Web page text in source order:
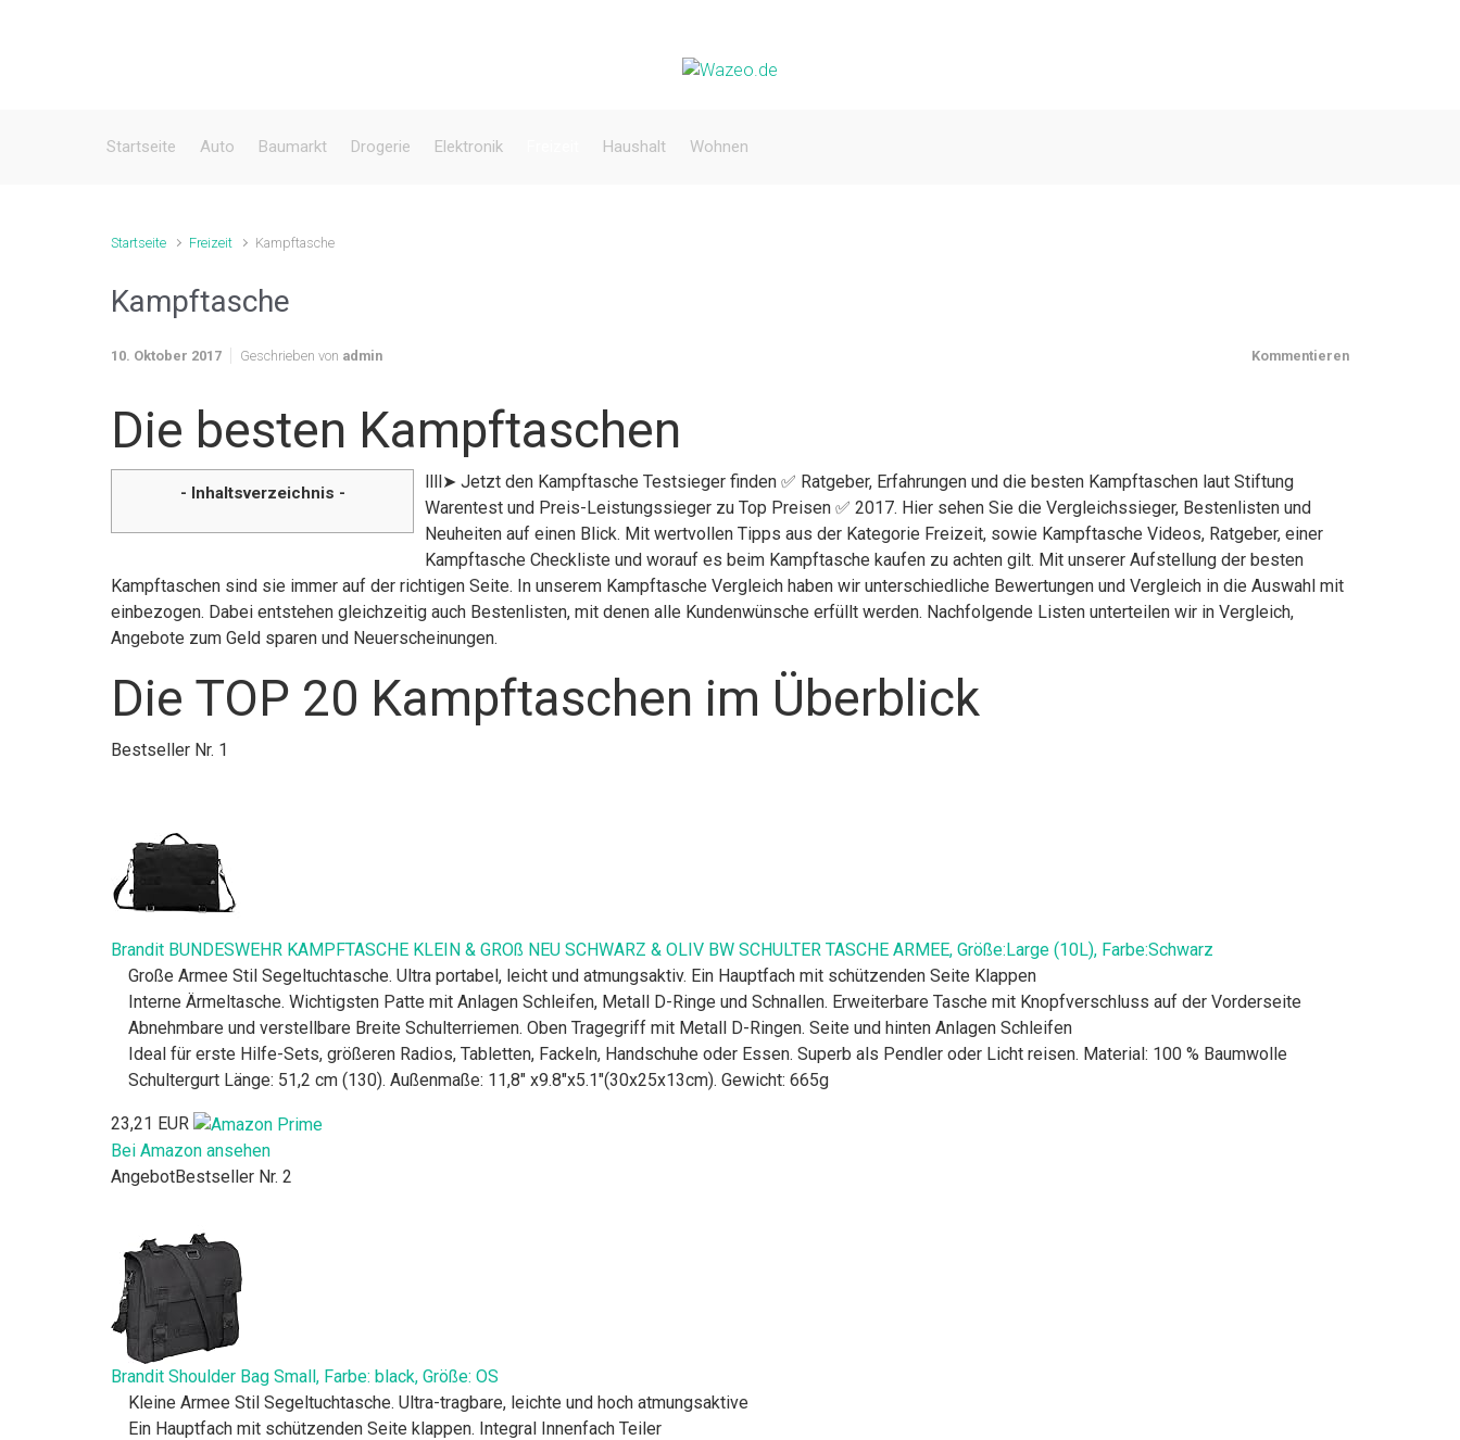
Startseite Auto Baumarkt Drogerie Elektronik Haushalt Wohnen
Startseite Freizeit Kampftasche
Kampftasche
10. Oktober 2017 Geschrieben von admin Kommentieren
Die besten Kampftaschen
- Inhaltsverzeichnis -
llll➤ Jetzt den Kampftasche Testsieger finden ✅ Ratgeber, Erfahrungen und die besten Kampftaschen laut Stiftung
Warentest und Preis-Leistungssieger zu Top Preisen ✅ 2017. Hier sehen Sie die Vergleichssieger, Bestenlisten und
Neuheiten auf einen Blick. Mit wertvollen Tipps aus der Kategorie Freizeit, sowie Kampftasche Videos, Ratgeber, einer
Kampftasche Checkliste und worauf es beim Kampftasche kaufen zu achten gilt. Mit unserer Aufstellung der besten
Kampftaschen sind sie immer auf der richtigen Seite. In unserem Kampftasche Vergleich haben wir unterschiedliche Bewertungen und Vergleich in die Auswahl mit
einbezogen. Dabei entstehen gleichzeitig auch Bestenlisten, mit denen alle Kundenwünsche erfüllt werden. Nachfolgende Listen unterteilen wir in Vergleich,
Angebote zum Geld sparen und Neuerscheinungen.
Die TOP 20 Kampftaschen im Überblick
Bestseller Nr. 1
Brandit BUNDESWEHR KAMPFTASCHE KLEIN & GROß NEU SCHWARZ & OLIV BW SCHULTER TASCHE ARMEE, Größe:Large (10L), Farbe:Schwarz
Große Armee Stil Segeltuchtasche. Ultra portabel, leicht und atmungsaktiv. Ein Hauptfach mit schützenden Seite Klappen
Interne Ärmeltasche. Wichtigsten Patte mit Anlagen Schleifen, Metall D-Ringe und Schnallen. Erweiterbare Tasche mit Knopfverschluss auf der Vorderseite
Abnehmbare und verstellbare Breite Schulterriemen. Oben Tragegriff mit Metall D-Ringen. Seite und hinten Anlagen Schleifen
Ideal für erste Hilfe-Sets, größeren Radios, Tabletten, Fackeln, Handschuhe oder Essen. Superb als Pendler oder Licht reisen. Material: 100 % Baumwolle
Schultergurt Länge: 51,2 cm (130). Außenmaße: 11,8" x9.8"x5.1"(30x25x13cm). Gewicht: 665g
23,21 EUR
Bei Amazon ansehen
AngebotBestseller Nr. 2
Brandit Shoulder Bag Small, Farbe: black, Größe: OS
Kleine Armee Stil Segeltuchtasche. Ultra-tragbare, leichte und hoch atmungsaktive
Ein Hauptfach mit schützenden Seite klappen. Integral Innenfach Teiler